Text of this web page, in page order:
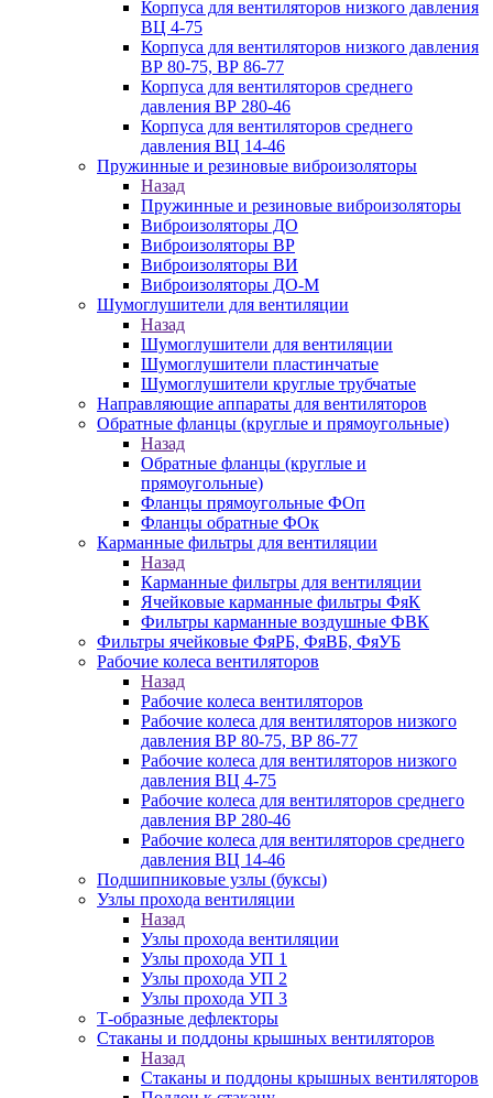
Корпуса для вентиляторов низкого давления
ВЦ 4-75
Корпуса для вентиляторов низкого давления
ВР 80-75, ВР 86-77
Корпуса для вентиляторов среднего
давления ВР 280-46
Корпуса для вентиляторов среднего
давления ВЦ 14-46
Пружинные и резиновые виброизоляторы
Назад
Пружинные и резиновые виброизоляторы
Виброизоляторы ДО
Виброизоляторы ВР
Виброизоляторы ВИ
Виброизоляторы ДО-М
Шумоглушители для вентиляции
Назад
Шумоглушители для вентиляции
Шумоглушители пластинчатые
Шумоглушители круглые трубчатые
Направляющие аппараты для вентиляторов
Обратные фланцы (круглые и прямоугольные)
Назад
Обратные фланцы (круглые и
прямоугольные)
Фланцы прямоугольные ФОп
Фланцы обратные ФОк
Карманные фильтры для вентиляции
Назад
Карманные фильтры для вентиляции
Ячейковые карманные фильтры ФяК
Фильтры карманные воздушные ФВК
Фильтры ячейковые ФяРБ, ФяВБ, ФяУБ
Рабочие колеса вентиляторов
Назад
Рабочие колеса вентиляторов
Рабочие колеса для вентиляторов низкого
давления ВР 80-75, ВР 86-77
Рабочие колеса для вентиляторов низкого
давления ВЦ 4-75
Рабочие колеса для вентиляторов среднего
давления ВР 280-46
Рабочие колеса для вентиляторов среднего
давления ВЦ 14-46
Подшипниковые узлы (буксы)
Узлы прохода вентиляции
Назад
Узлы прохода вентиляции
Узлы прохода УП 1
Узлы прохода УП 2
Узлы прохода УП 3
Т-образные дефлекторы
Стаканы и поддоны крышных вентиляторов
Назад
Стаканы и поддоны крышных вентиляторов